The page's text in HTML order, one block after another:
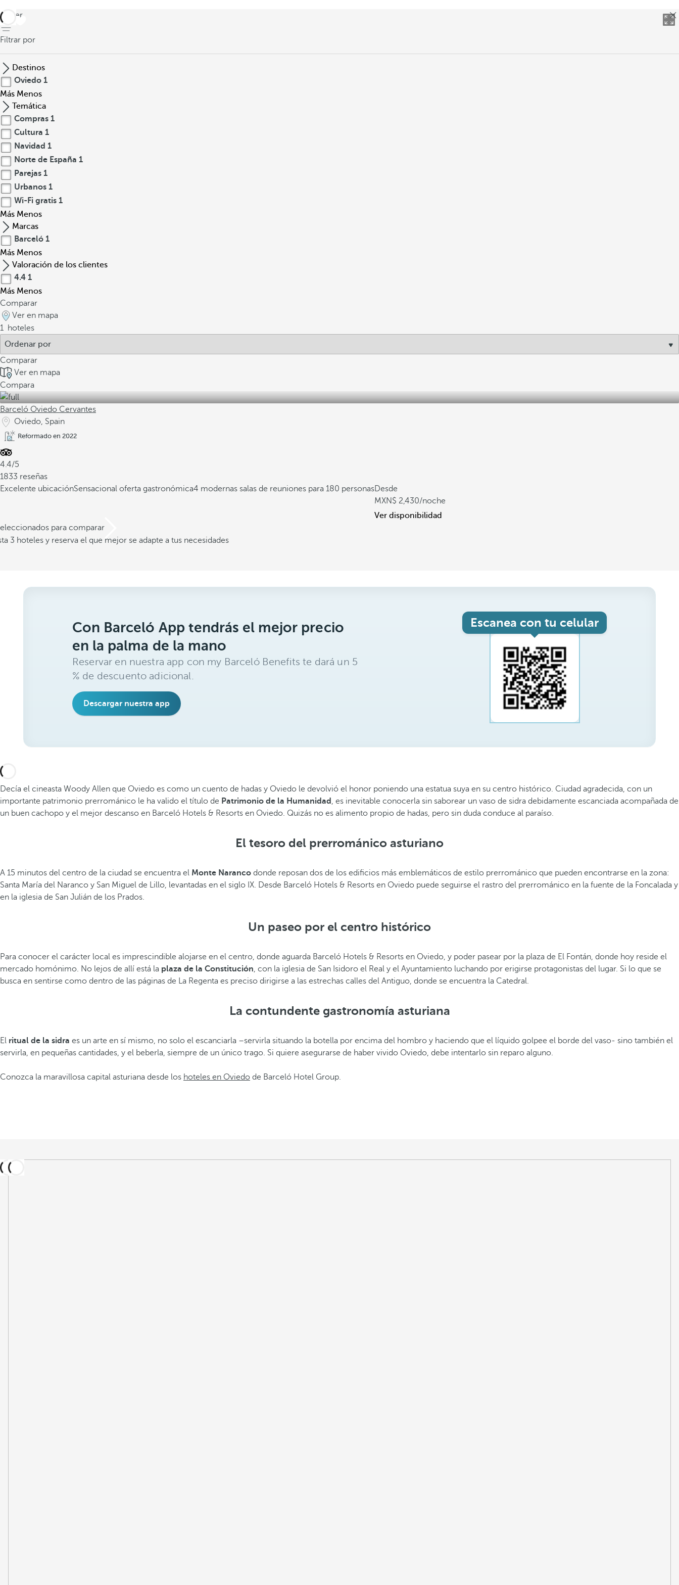
volver
Filtrar por
Destinos
Oviedo 1
Más Menos
Temática
Compras 1
Cultura 1
Navidad 1
Norte de España 1
Parejas 1
Urbanos 1
Wi-Fi gratis 1
Más Menos
Marcas
Barceló 1
Más Menos
Valoración de los clientes
4.4 1
Más Menos
Comparar
Ver en mapa
1 hoteles
Comparar
Ver en mapa
Compara
Barceló Oviedo Cervantes
Oviedo, Spain
Reformado en 2022
4.4/5
1833 reseñas
Excelente ubicaciónSensacional oferta gastronómica4 modernas salas de reuniones para 180 personasDesde
2,430/noche
Ver disponibilidad
para comparar
3 hoteles y reserva el que mejor se adapte a tus necesidades
Con Barceló App tendrás el mejor precio
en la palma de la mano
Reservar en nuestra app con my Barceló Benefits te dará un 5
% de descuento adicional.
Descargar nuestra app
Escanea con tu celular
Decía el cineasta Woody Allen que Oviedo es como un cuento de hadas y Oviedo le devolvió el honor poniendo una estatua suya en su centro histórico. Ciudad agradecida, con un
importante patrimonio prerrománico le ha valido el título de Patrimonio de la Humanidad , es inevitable conocerla sin saborear un vaso de sidra debidamente escanciada acompañada de
un buen cachopo y el mejor descanso en Barceló Hotels & Resorts en Oviedo. Quizás no es alimento propio de hadas, pero sin duda conduce al paraíso.
El tesoro del prerrománico asturiano
A 15 minutos del centro de la ciudad se encuentra el Monte Naranco donde reposan dos de los edificios más emblemáticos de estilo prerrománico que pueden encontrarse en la zona:
Santa María del Naranco y San Miguel de Lillo, levantadas en el siglo IX. Desde Barceló Hotels & Resorts en Oviedo puede seguirse el rastro del prerrománico en la fuente de la Foncalada y
en la iglesia de San Julián de los Prados.
Un paseo por el centro histórico
Para conocer el carácter local es imprescindible alojarse en el centro, donde aguarda Barceló Hotels & Resorts en Oviedo, y poder pasear por la plaza de El Fontán, donde hoy reside el
mercado homónimo. No lejos de allí está la plaza de la Constitución, con la iglesia de San Isidoro el Real y el Ayuntamiento luchando por erigirse protagonistas del lugar. Si lo que se
busca en sentirse como dentro de las páginas de La Regenta es preciso dirigirse a las estrechas calles del Antiguo, donde se encuentra la Catedral.
La contundente gastronomía asturiana
El ritual de la sidra es un arte en sí mismo, no solo el escanciarla –servirla situando la botella por encima del hombro y haciendo que el líquido golpee el borde del vaso- sino también el
servirla, en pequeñas cantidades, y el beberla, siempre de un único trago. Si quiere asegurarse de haber vivido Oviedo, debe intentarlo sin reparo alguno.
Conozca la maravillosa capital asturiana desde los hoteles en Oviedo de Barceló Hotel Group.